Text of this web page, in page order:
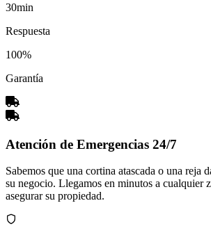
30min
Respuesta
100%
Garantía
Atención de Emergencias 24/7
Sabemos que una cortina atascada o una reja
su negocio. Llegamos en minutos a cualquier
asegurar su propiedad.